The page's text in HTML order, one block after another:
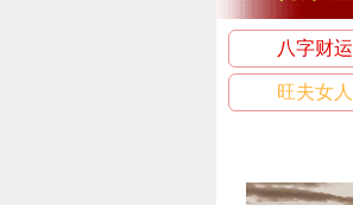
八字财运
旺夫女人